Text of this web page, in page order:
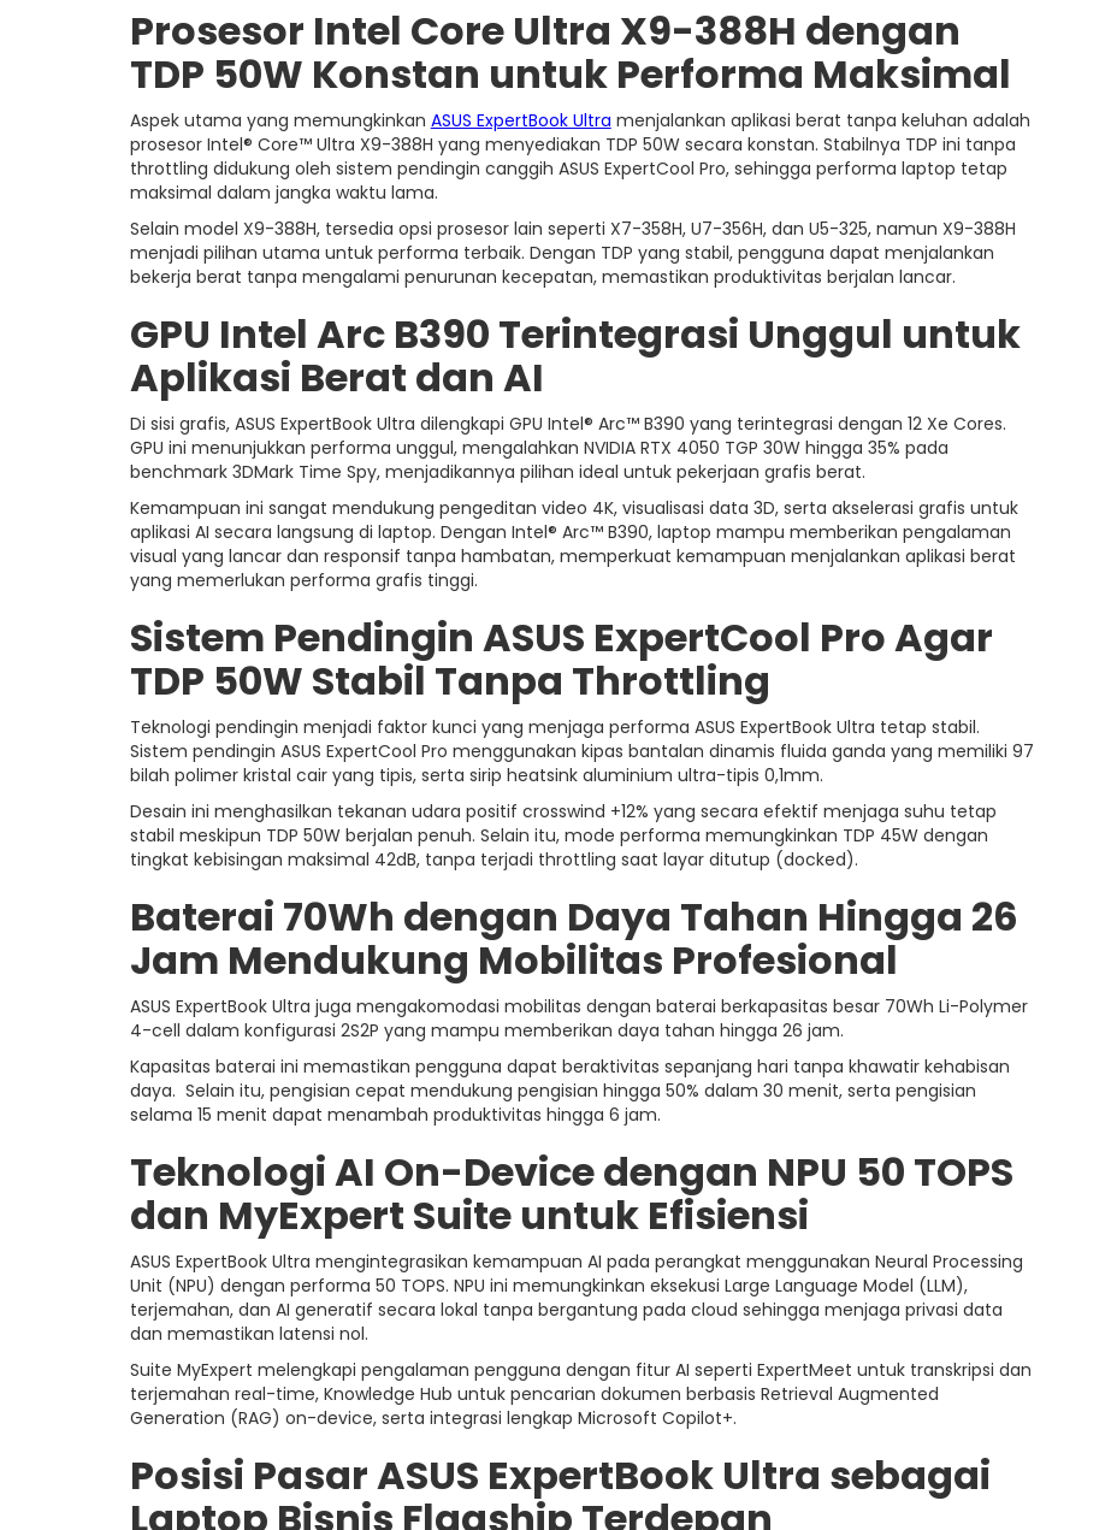
Prosesor Intel Core Ultra X9-388H dengan
TDP 50W Konstan untuk Performa Maksimal
Aspek utama yang memungkinkan ASUS ExpertBook Ultra menjalankan aplikasi berat tanpa keluhan adalah
prosesor Intel® Core™ Ultra X9-388H yang menyediakan TDP 50W secara konstan. Stabilnya TDP ini tanpa
throttling didukung oleh sistem pendingin canggih ASUS ExpertCool Pro, sehingga performa laptop tetap
maksimal dalam jangka waktu lama.
Selain model X9-388H, tersedia opsi prosesor lain seperti X7-358H, U7-356H, dan U5-325, namun X9-388H
menjadi pilihan utama untuk performa terbaik. Dengan TDP yang stabil, pengguna dapat menjalankan
bekerja berat tanpa mengalami penurunan kecepatan, memastikan produktivitas berjalan lancar.
GPU Intel Arc B390 Terintegrasi Unggul untuk
Aplikasi Berat dan AI
Di sisi grafis, ASUS ExpertBook Ultra dilengkapi GPU Intel® Arc™ B390 yang terintegrasi dengan 12 Xe Cores.
GPU ini menunjukkan performa unggul, mengalahkan NVIDIA RTX 4050 TGP 30W hingga 35% pada
benchmark 3DMark Time Spy, menjadikannya pilihan ideal untuk pekerjaan grafis berat.
Kemampuan ini sangat mendukung pengeditan video 4K, visualisasi data 3D, serta akselerasi grafis untuk
aplikasi AI secara langsung di laptop. Dengan Intel® Arc™ B390, laptop mampu memberikan pengalaman
visual yang lancar dan responsif tanpa hambatan, memperkuat kemampuan menjalankan aplikasi berat
yang memerlukan performa grafis tinggi.
Sistem Pendingin ASUS ExpertCool Pro Agar
TDP 50W Stabil Tanpa Throttling
Teknologi pendingin menjadi faktor kunci yang menjaga performa ASUS ExpertBook Ultra tetap stabil.
Sistem pendingin ASUS ExpertCool Pro menggunakan kipas bantalan dinamis fluida ganda yang memiliki 97
bilah polimer kristal cair yang tipis, serta sirip heatsink aluminium ultra-tipis 0,1mm.
Desain ini menghasilkan tekanan udara positif crosswind +12% yang secara efektif menjaga suhu tetap
stabil meskipun TDP 50W berjalan penuh. Selain itu, mode performa memungkinkan TDP 45W dengan
tingkat kebisingan maksimal 42dB, tanpa terjadi throttling saat layar ditutup (docked).
Baterai 70Wh dengan Daya Tahan Hingga 26
Jam Mendukung Mobilitas Profesional
ASUS ExpertBook Ultra juga mengakomodasi mobilitas dengan baterai berkapasitas besar 70Wh Li-Polymer
4-cell dalam konfigurasi 2S2P yang mampu memberikan daya tahan hingga 26 jam.
Kapasitas baterai ini memastikan pengguna dapat beraktivitas sepanjang hari tanpa khawatir kehabisan
daya. Selain itu, pengisian cepat mendukung pengisian hingga 50% dalam 30 menit, serta pengisian
selama 15 menit dapat menambah produktivitas hingga 6 jam.
Teknologi AI On-Device dengan NPU 50 TOPS
dan MyExpert Suite untuk Efisiensi
ASUS ExpertBook Ultra mengintegrasikan kemampuan AI pada perangkat menggunakan Neural Processing
Unit (NPU) dengan performa 50 TOPS. NPU ini memungkinkan eksekusi Large Language Model (LLM),
terjemahan, dan AI generatif secara lokal tanpa bergantung pada cloud sehingga menjaga privasi data
dan memastikan latensi nol.
Suite MyExpert melengkapi pengalaman pengguna dengan fitur AI seperti ExpertMeet untuk transkripsi dan
terjemahan real-time, Knowledge Hub untuk pencarian dokumen berbasis Retrieval Augmented
Generation (RAG) on-device, serta integrasi lengkap Microsoft Copilot+.
Posisi Pasar ASUS ExpertBook Ultra sebagai
Laptop Bisnis Flagship Terdepan